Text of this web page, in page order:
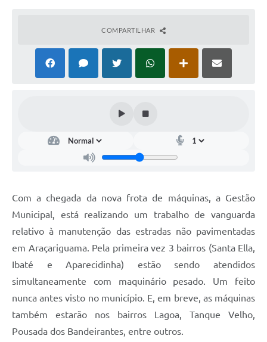
COMPARTILHAR
Com a chegada da nova frota de máquinas, a Gestão
Municipal, está realizando um trabalho de vanguarda
relativo à manutenção das estradas não pavimentadas
em Araçariguama. Pela primeira vez 3 bairros (Santa Ella,
Ibaté e Aparecidinha) estão sendo atendidos
simultaneamente com maquinário pesado. Um feito
nunca antes visto no município. E, em breve, as máquinas
também estarão nos bairros Lagoa, Tanque Velho,
Pousada dos Bandeirantes, entre outros.